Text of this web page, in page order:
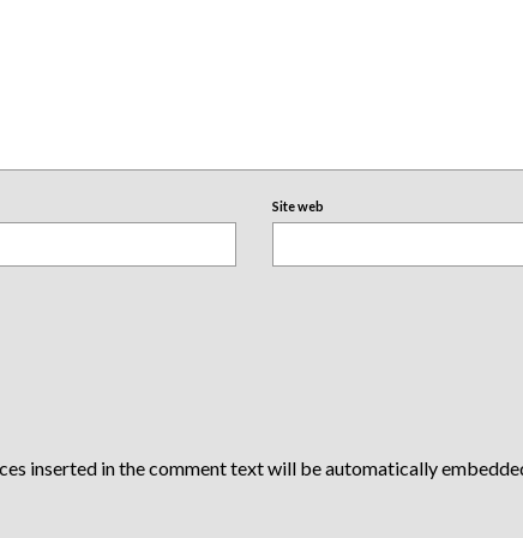
Site web
inserted in the comment text will be automatically